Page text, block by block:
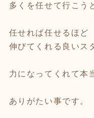
多くを任せて行こう
任せれば任せるほど
伸びてくれる良いス
力になってくれて本
ありがたい事です。